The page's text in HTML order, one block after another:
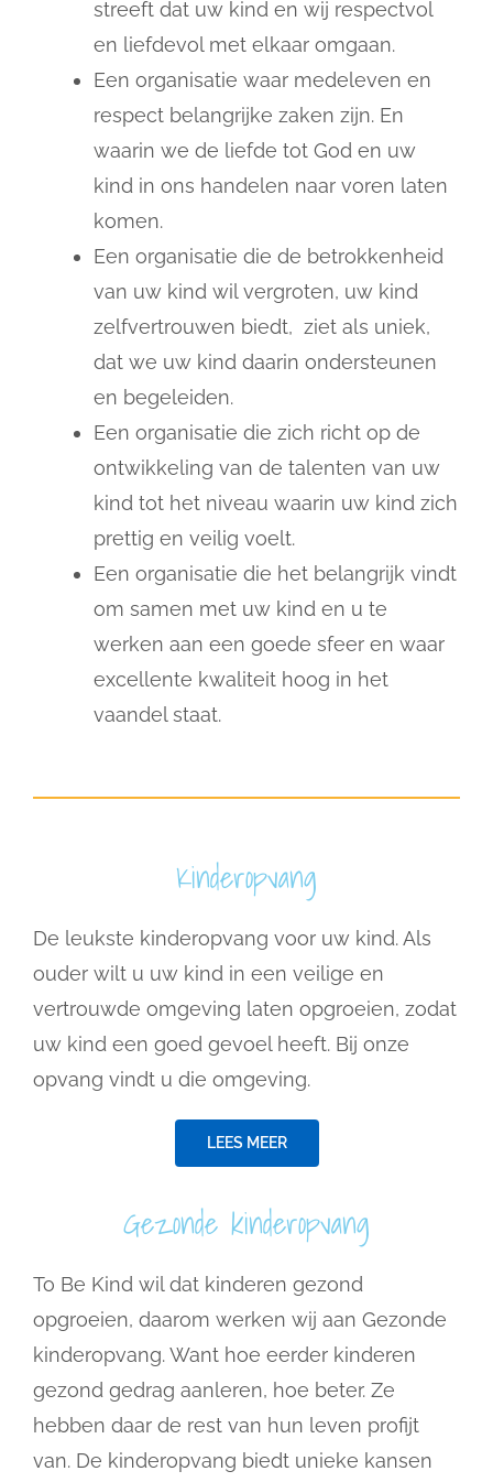
streeft dat uw kind en wij respectvol
en liefdevol met elkaar omgaan.
Een organisatie waar medeleven en
respect belangrijke zaken zijn. En
waarin we de liefde tot God en uw
kind in ons handelen naar voren laten
komen.
Een organisatie die de betrokkenheid
van uw kind wil vergroten, uw kind
zelfvertrouwen biedt, ziet als uniek,
dat we uw kind daarin ondersteunen
en begeleiden.
Een organisatie die zich richt op de
ontwikkeling van de talenten van uw
kind tot het niveau waarin uw kind zich
prettig en veilig voelt.
Een organisatie die het belangrijk vindt
om samen met uw kind en u te
werken aan een goede sfeer en waar
excellente kwaliteit hoog in het
vaandel staat.
Kinderopvang
De leukste kinderopvang voor uw kind. Als
ouder wilt u uw kind in een veilige en
vertrouwde omgeving laten opgroeien, zodat
uw kind een goed gevoel heeft. Bij onze
opvang vindt u die omgeving.
LEES MEER
Gezonde kinderopvang
To Be Kind wil dat kinderen gezond
opgroeien, daarom werken wij aan Gezonde
kinderopvang. Want hoe eerder kinderen
gezond gedrag aanleren, hoe beter. Ze
hebben daar de rest van hun leven profijt
van. De kinderopvang biedt unieke kansen